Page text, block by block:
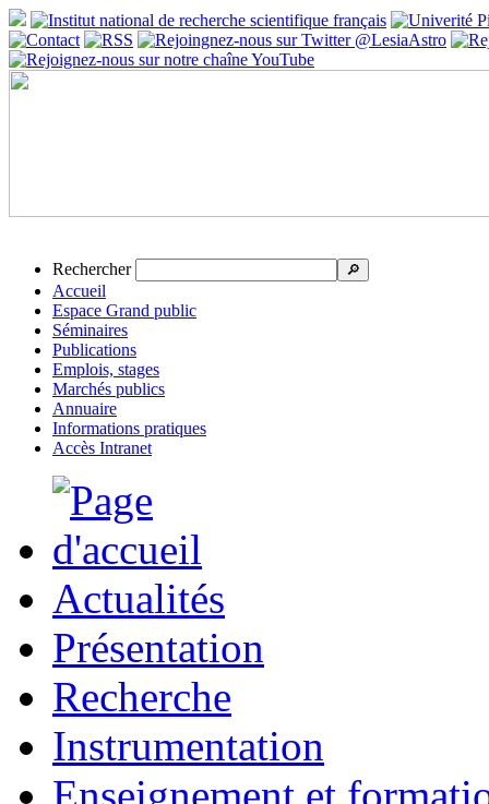
Rechercher 🔎
Accueil
Espace Grand public
Séminaires
Publications
Emplois, stages
Marchés publics
Annuaire
Informations pratiques
Accès Intranet
Actualités
Présentation
Recherche
Instrumentation